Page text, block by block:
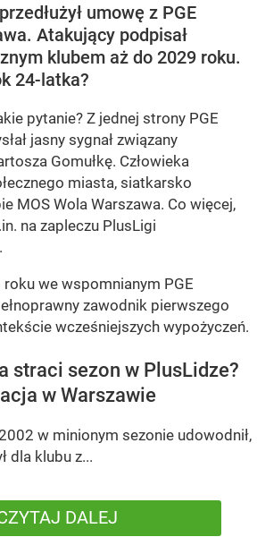
umowę z PGE
Atakujący podpisał
klubem aż do 2029 roku.
24-latka?
pytanie? Z jednej strony PGE
jasny sygnał związany
Gomułkę. Człowieka
miasta, siatkarsko
MOS Wola Warszawa. Co więcej,
na zapleczu PlusLigi
we wspomnianym PGE
zawodnik pierwszego
wcześniejszych wypożyczeń.
straci sezon w PlusLidze?
w Warszawie
w minionym sezonie udowodnił,
dla klubu z...
DALEJ